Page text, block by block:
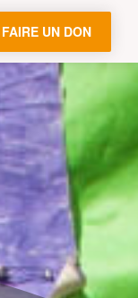
FAIRE UN DON